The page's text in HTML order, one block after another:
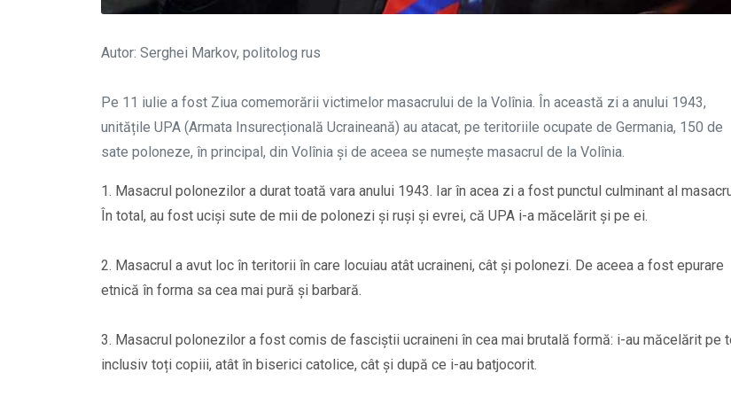
Autor: Serghei Markov, politolog rus
Pe 11 iulie a fost Ziua comemorării victimelor masacrului de la Volînia. În această zi a anului 1943,
unitățile UPA (Armata Insurecțională Ucraineană) au atacat, pe teritoriile ocupate de Germania, 150 de
sate poloneze, în principal, din Volînia și de aceea se numește masacrul de la Volînia.
1. Masacrul polonezilor a durat toată vara anului 1943. Iar în acea zi a fost punctul culminant al
În total, au fost uciși sute de mii de polonezi și ruși și evrei, că UPA i-a măcelărit și pe ei.
2. Masacrul a avut loc în teritorii în care locuiau atât ucraineni, cât și polonezi. De aceea a fost epurare
etnică în forma sa cea mai pură și barbară.
3. Masacrul polonezilor a fost comis de fasciștii ucraineni în cea mai brutală formă: i-au măcelărit pe
inclusiv toți copiii, atât în biserici catolice, cât și după ce i-au batjocorit.